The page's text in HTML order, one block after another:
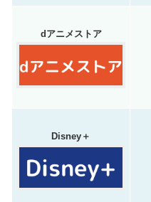
dアニメストア
Disney＋